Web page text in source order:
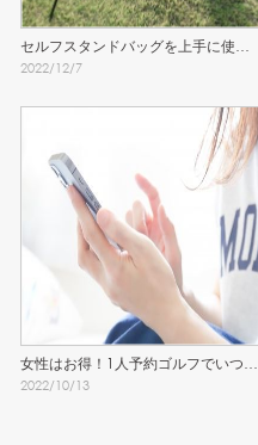
セルフスタンドバッグを上手に使う
ために知っておきたい注意点
2022/12/7
女性はお得！1人予約ゴルフでいつで
もラウンド！
2022/10/13